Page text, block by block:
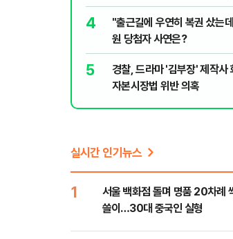
어디?
4
"출근길에 우연히 복권 샀는
원 당첨자 사연은?
5
경찰, 드라마 '김부장' 제작
자본시장법 위반 의혹
실시간 인기뉴스
1
서울 백화점 돌며 명품 20차례
쓸이…30대 중국인 실형